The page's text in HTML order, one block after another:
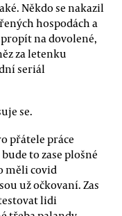
Někdo se nakazil
hospodách a
na dovolené,
za letenku
seriál
se.
přátele práce
to zase plošné
měli covid
už očkovaní. Zas
lidi